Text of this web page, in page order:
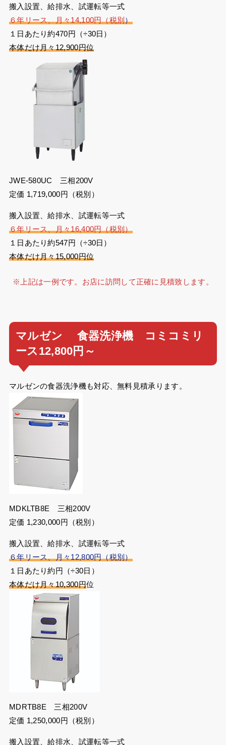
搬入設置、給排水、試運転等一式
６年リース、月々14,100円（税別）
１日あたり約470円（÷30日）
本体だけ月々12,900円位
JWE-580UC 三相200V
定価 1,719,000円（税別）
搬入設置、給排水、試運転等一式
６年リース、月々16,400円（税別）
１日あたり約547円（÷30日）
本体だけ月々15,000円位
※上記は一例です。お店に訪問して正確に見積致します。
マルゼン 食器洗浄機 コミコミリ
ース12,800円～
マルゼンの食器洗浄機も対応、無料見積承ります。
MDKLTB8E 三相200V
定価 1,230,000円（税別）
搬入設置、給排水、試運転等一式
６年リース、月々12,800円（税別）
１日あたり約円（÷30日）
本体だけ月々10,300円位
MDRTB8E 三相200V
定価 1,250,000円（税別）
搬入設置、給排水、試運転等一式